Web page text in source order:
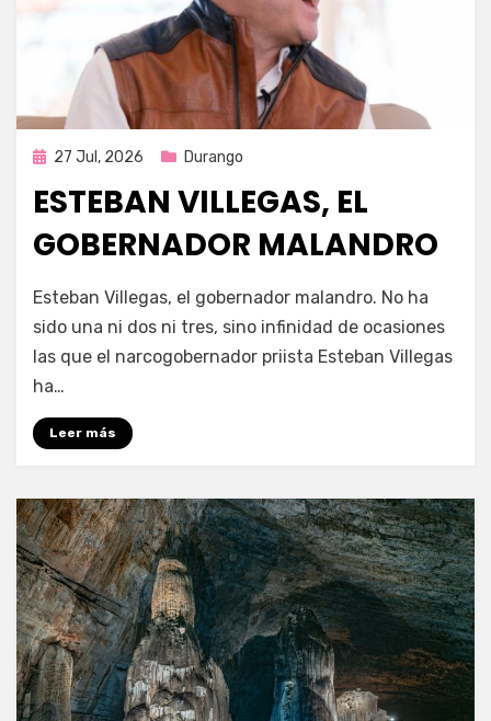
Publicada
27 Jul, 2026 Durango
ESTEBAN VILLEGAS, EL
GOBERNADOR MALANDRO
por Fernando Miranda Servín
Esteban Villegas, el gobernador malandro. No ha
sido una ni dos ni tres, sino infinidad de ocasiones
las que el narcogobernador priista Esteban Villegas
ha…
Leer más